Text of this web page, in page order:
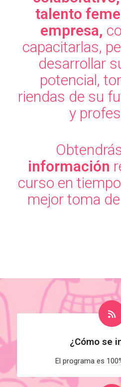
talento
empresa,
capacitarlas,
desarrollar
potencial,
riendas de su
y
información
curso en
mejor toma
¿Cómo se
El programa es